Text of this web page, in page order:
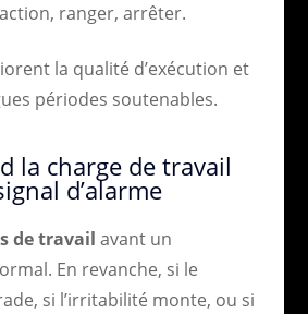
ranger, arrêter.
la qualité d’exécution et
périodes soutenables.
la charge de travail
d’alarme
de travail avant un
En revanche, si le
si l’irritabilité monte, ou si